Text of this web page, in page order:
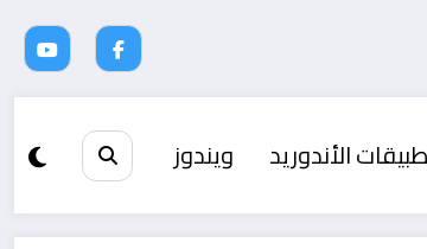
الأندوريد ويندوز